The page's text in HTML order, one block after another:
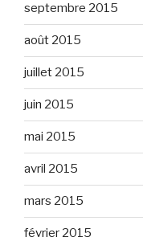
septembre 2015
août 2015
juillet 2015
juin 2015
mai 2015
avril 2015
mars 2015
février 2015